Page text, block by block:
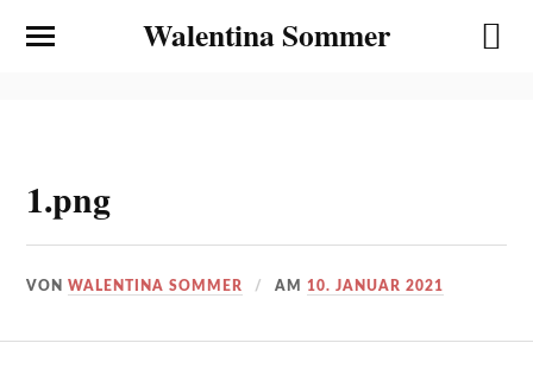
Walentina Sommer
1.png
VONWALENTINA SOMMER AM10. JANUAR 2021